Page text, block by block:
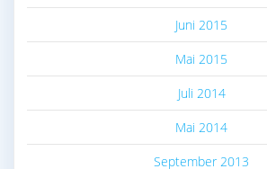
Juni 2015
Mai 2015
Juli 2014
Mai 2014
September 2013